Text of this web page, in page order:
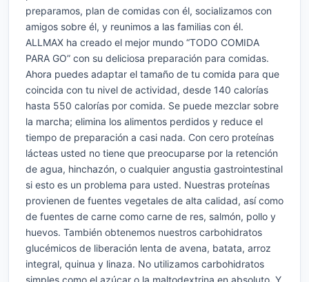
preparamos, plan de comidas con él, socializamos con
amigos sobre él, y reunimos a las familias con él.
ALLMAX ha creado el mejor mundo “TODO COMIDA
PARA GO” con su deliciosa preparación para comidas.
Ahora puedes adaptar el tamaño de tu comida para que
coincida con tu nivel de actividad, desde 140 calorías
hasta 550 calorías por comida. Se puede mezclar sobre
la marcha; elimina los alimentos perdidos y reduce el
tiempo de preparación a casi nada. Con cero proteínas
lácteas usted no tiene que preocuparse por la retención
de agua, hinchazón, o cualquier angustia gastrointestinal
si esto es un problema para usted. Nuestras proteínas
provienen de fuentes vegetales de alta calidad, así como
de fuentes de carne como carne de res, salmón, pollo y
huevos. También obtenemos nuestros carbohidratos
glucémicos de liberación lenta de avena, batata, arroz
integral, quinua y linaza. No utilizamos carbohidratos
simples como el azúcar o la maltodextrina en absoluto. Y